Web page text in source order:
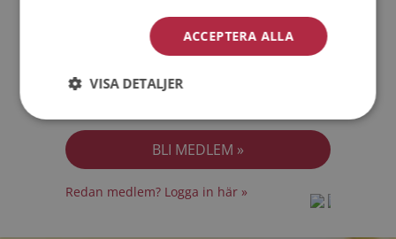
Jag accepterarMedlemsvillkoren
Redan medlem? Logga in här »
ACCEPTERA ALLA
VISA DETALJER